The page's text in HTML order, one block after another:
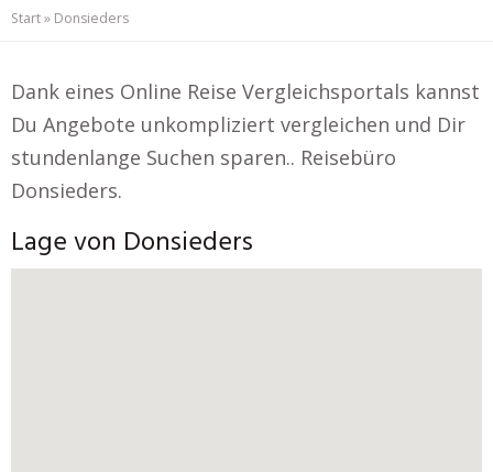
Start» Donsieders
Dank eines Online Reise Vergleichsportals kannst
Du Angebote unkompliziert vergleichen und Dir
stundenlange Suchen sparen.. Reisebüro
Donsieders.
Lage von Donsieders